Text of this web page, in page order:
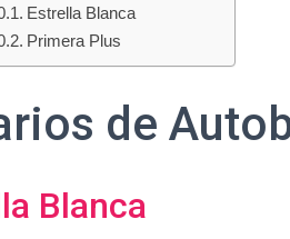
Estrella Blanca
Primera Plus
de
Blanca